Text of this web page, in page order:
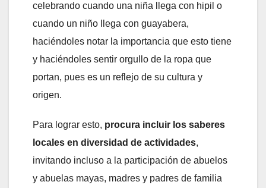
celebrando cuando una niña llega con hipil o
cuando un niño llega con guayabera,
haciéndoles notar la importancia que esto tiene
y haciéndoles sentir orgullo de la ropa que
portan, pues es un reflejo de su cultura y
origen.
Para lograr esto, procura incluir los saberes
locales en diversidad de actividades,
invitando incluso a la participación de abuelos
y abuelas mayas, madres y padres de familia